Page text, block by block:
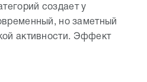
создает у
но заметный
активности. Эффект